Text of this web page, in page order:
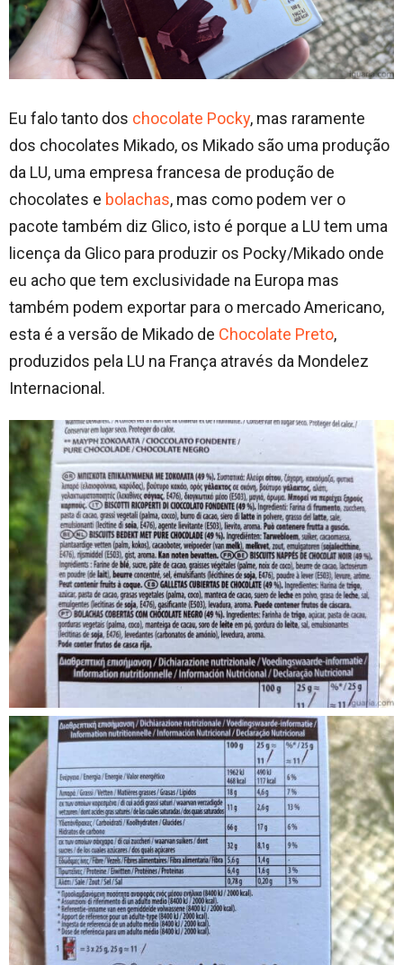
Eu falo tanto dos chocolate Pocky, mas raramente
dos chocolates Mikado, os Mikado são uma produção
da LU, uma empresa francesa de produção de
chocolates e bolachas, mas como podem ver o
pacote também diz Glico, isto é porque a LU tem uma
licença da Glico para produzir os Pocky/Mikado onde
eu acho que tem exclusividade na Europa mas
também podem exportar para o mercado Americano,
esta é a versão de Mikado de Chocolate Preto,
produzidos pela LU na França através da Mondelez
Internacional.